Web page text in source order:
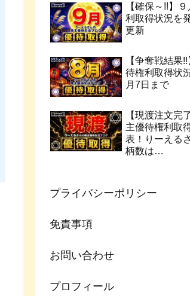
【確保～!!】
利取得状況を
更新
【争奪戦結果
待権利取得状
月7日まで
【現渡注文完
主優待権利取
表！りーえる
柄数は…
プライバシーポリシー
免責事項
お問い合わせ
プロフィール